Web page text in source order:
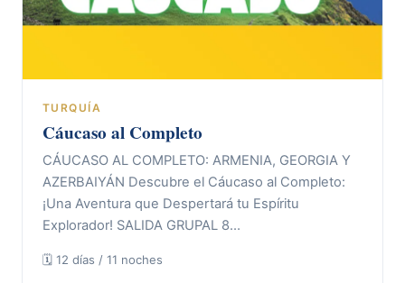
TURQUÍA
Cáucaso al Completo
CÁUCASO AL COMPLETO: ARMENIA, GEORGIA Y
AZERBAIYÁN Descubre el Cáucaso al Completo:
¡Una Aventura que Despertará tu Espíritu
Explorador! SALIDA GRUPAL 8…
🗓 12 días / 11 noches